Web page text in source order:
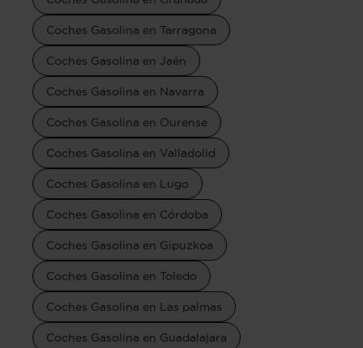
Coches Gasolina en Tarragona
Coches Gasolina en Jaén
Coches Gasolina en Navarra
Coches Gasolina en Ourense
Coches Gasolina en Valladolid
Coches Gasolina en Lugo
Coches Gasolina en Córdoba
Coches Gasolina en Gipuzkoa
Coches Gasolina en Toledo
Coches Gasolina en Las palmas
Coches Gasolina en Guadalajara